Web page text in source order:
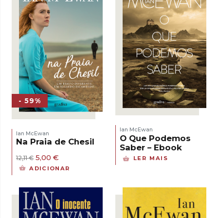
- 59%
Ian McEwan
Na Praia de Chesil
12,11€ O
preço
original
12,11 €.
5,00 €
preço
atual
5,00 €.
ADICIONAR
Ian McEwan
O Que Podemos
Saber – Ebook
LER MAIS